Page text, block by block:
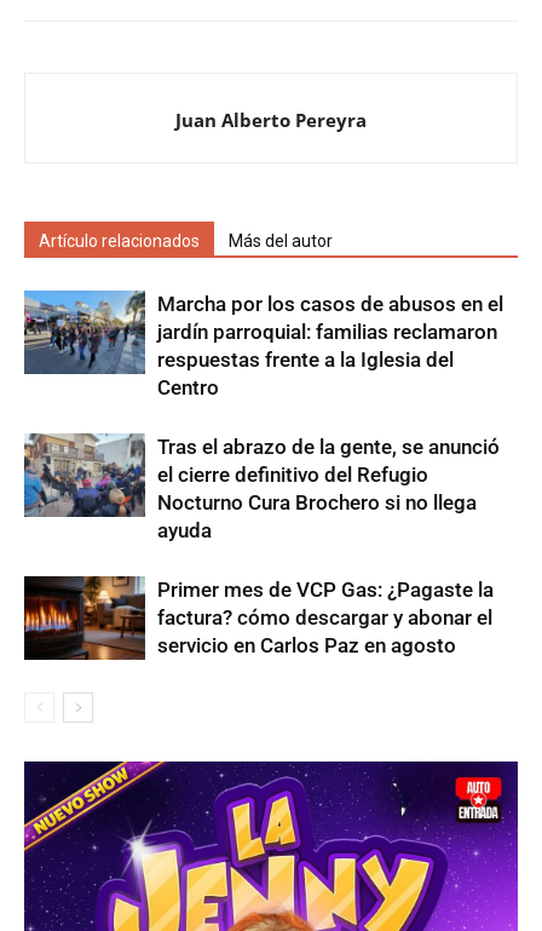
Juan Alberto Pereyra
Artículo relacionados Más del autor
Marcha por los casos de abusos en el
jardín parroquial: familias reclamaron
respuestas frente a la Iglesia del
Centro
Tras el abrazo de la gente, se anunció
el cierre definitivo del Refugio
Nocturno Cura Brochero si no llega
ayuda
Primer mes de VCP Gas: ¿Pagaste la
factura? cómo descargar y abonar el
servicio en Carlos Paz en agosto